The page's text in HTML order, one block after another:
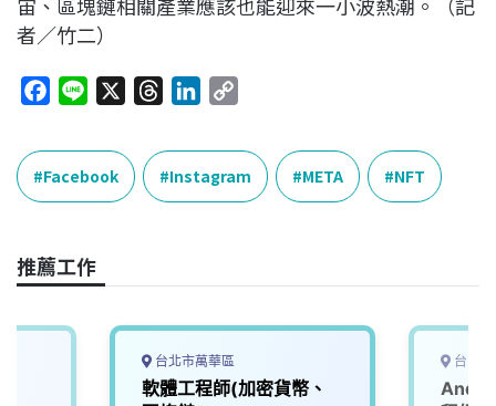
者／竹二）
c
e
b
o
k
n
e
r
e
a
n
k
e
n
p
y
L
k
Facebook Instagram META NFT
推薦工作
台北市萬華區
軟體工程師(加密貨幣、
台中